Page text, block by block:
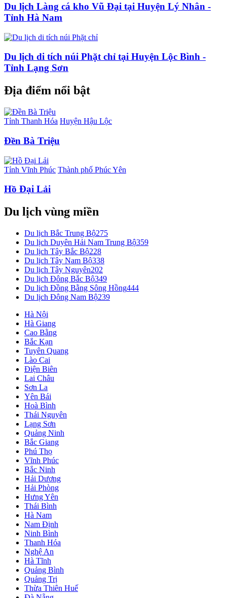
Du lịch Làng cá kho Vũ Đại tại Huyện Lý Nhân -
Tỉnh Hà Nam
Du lịch di tích núi Phặt chỉ tại Huyện Lộc Bình -
Tỉnh Lạng Sơn
Địa điểm nổi bật
Tỉnh Thanh Hóa Huyện Hậu Lộc
Đền Bà Triệu
Tỉnh Vĩnh Phúc Thành phố Phúc Yên
Hồ Đại Lải
Du lịch vùng miền
Du lịch Bắc Trung Bộ275
Du lịch Duyên Hải Nam Trung Bộ359
Du lịch Tây Bắc Bộ228
Du lịch Tây Nam Bộ338
Du lịch Tây Nguyên202
Du lịch Đông Bắc Bộ349
Du lịch Đồng Bằng Sông Hồng444
Du lịch Đông Nam Bộ239
Hà Nội
Hà Giang
Cao Bằng
Bắc Kạn
Tuyên Quang
Lào Cai
Điện Biên
Lai Châu
Sơn La
Yên Bái
Hoà Bình
Thái Nguyên
Lạng Sơn
Quảng Ninh
Bắc Giang
Phú Thọ
Vĩnh Phúc
Bắc Ninh
Hải Dương
Hải Phòng
Hưng Yên
Thái Bình
Hà Nam
Nam Định
Ninh Bình
Thanh Hóa
Nghệ An
Hà Tĩnh
Quảng Bình
Quảng Trị
Thừa Thiên Huế